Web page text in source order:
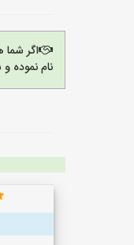
اگر شما
نام نموده